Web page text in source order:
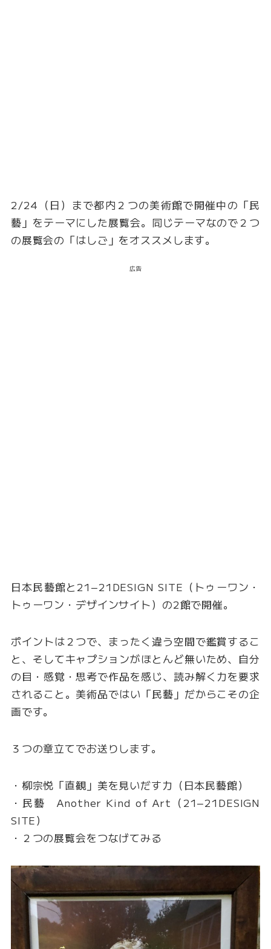
2/24（日）まで都内２つの美術館で開催中の「民
藝」をテーマにした展覧会。同じテーマなので２つ
の展覧会の「はしご」をオススメします。
広告
日本民藝館と21−21DESIGN SITE（トゥーワン・
トゥーワン・デザインサイト）の2館で開催。
ポイントは２つで、まったく違う空間で鑑賞するこ
と、そしてキャプションがほとんど無いため、自分
の目・感覚・思考で作品を感じ、読み解く力を要求
されること。美術品ではい「民藝」だからこその企
画です。
３つの章立てでお送りします。
・柳宗悦「直観」美を見いだす力（日本民藝館）
・民藝 Another Kind of Art（21−21DESIGN
SITE）
・２つの展覧会をつなげてみる